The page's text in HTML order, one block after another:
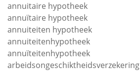
annuitaire hypotheek
annuïtaire hypotheek
annuiteiten hypotheek
annuiteitenhypotheek
annuïteitenhypotheek
arbeidsongeschiktheidsverzekering